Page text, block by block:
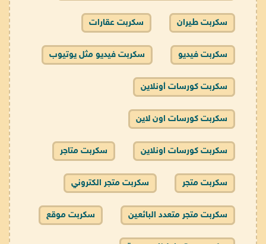
سكربت طيران سكربت عقارات
سكربت فيديو سكربت فيديو مثل يوتيوب
سكربت كورسات أونلاين
سكربت كورسات اون لاين
سكربت كورسات اونلاين سكربت متاجر
سكربت متجر سكربت متجر الكتروني
سكربت متجر متعدد البائعين سكربت موقع